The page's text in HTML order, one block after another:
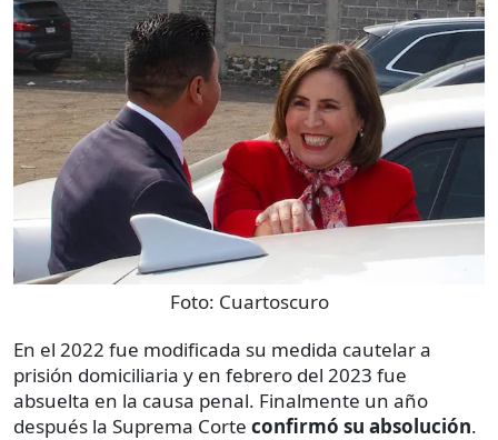
Foto: Cuartoscuro
En el 2022 fue modificada su medida cautelar a
prisión domiciliaria y en febrero del 2023 fue
absuelta en la causa penal. Finalmente un año
después la Suprema Corte confirmó su absolución.